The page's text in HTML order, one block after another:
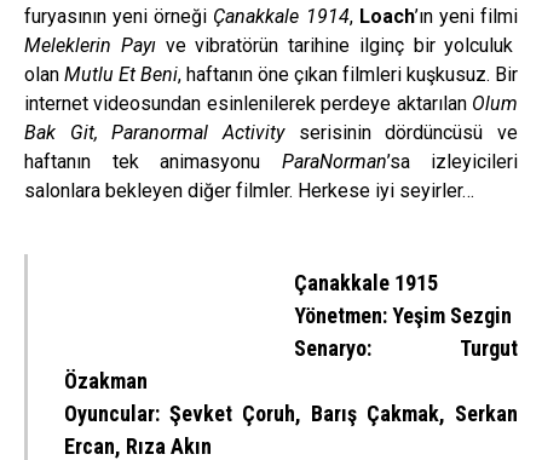
furyasının yeni örneği Çanakkale 1914, Loach’ın yeni filmi
Meleklerin Payıve vibratörün tarihine ilginç bir yolculuk
olan Mutlu Et Beni, haftanın öne çıkan filmleri kuşkusuz. Bir
internet videosundan esinlenilerek perdeye aktarılan Olum
Bak Git, Paranormal Activityserisinin dördüncüsü ve
haftanın tek animasyonu ParaNorman’sa izleyicileri
salonlara bekleyen diğer filmler. Herkese iyi seyirler…
Çanakkale 1915
Yönetmen: Yeşim Sezgin
Senaryo: Turgut
Özakman
Oyuncular: Şevket Çoruh, Barış Çakmak, Serkan
Ercan, Rıza Akın